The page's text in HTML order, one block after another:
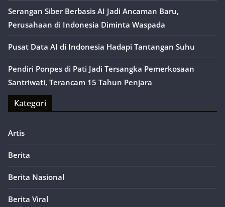
Serangan Siber Berbasis AI Jadi Ancaman Baru,
Perusahaan di Indonesia Diminta Waspada
Pusat Data AI di Indonesia Hadapi Tantangan Suhu
Pendiri Ponpes di Pati Jadi Tersangka Pemerkosaan
Santriwati, Terancam 15 Tahun Penjara
Kategori
Artis
Berita
Berita Nasional
Berita Viral